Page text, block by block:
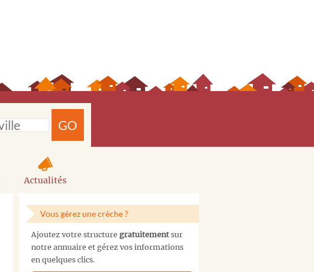
GO
Actualités
Vous gérez une crèche ?
Ajoutez votre structure gratuitementsur
notre annuaire et gérez vos informations
en quelques clics.